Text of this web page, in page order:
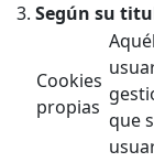
Según su
Cookies
propias
que